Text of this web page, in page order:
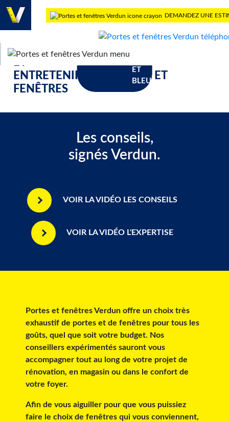
DEMANDEZ UNE
DES CONSEILS POUR BIEN CHOISIR
ENTRETENIR VOS PORTES ET
FENÊTRES
Les conseils,
signés Verdun.
VOIR LA VIDÉO LES CONSEILS
VOIR LA VIDÉO L'EXPERTISE
Portes et fenêtres Verdun offre un choix très
exhaustif de portes et de fenêtres pour tous les
goûts, quel que soit votre budget. Nos
conseillers expérimentés sauront vous
accompagner tout au long de votre projet de
rénovation, en magasin ou dans le confort de
votre foyer.
Afin de vous aiguiller pour que vous puissiez
faire le choix de fenêtres qui vous conviennent,